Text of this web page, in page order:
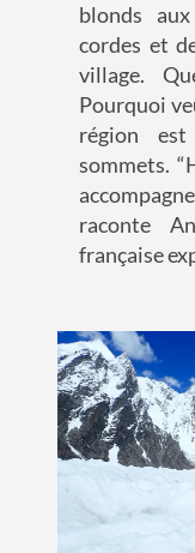
blonds
cordes et
village.
Pourquoi
région
sommets.
raconte
française